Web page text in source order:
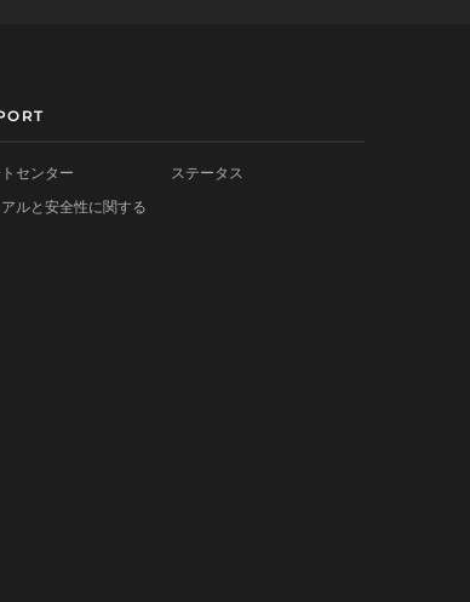
センター
ルと安全性に関する
ステータス